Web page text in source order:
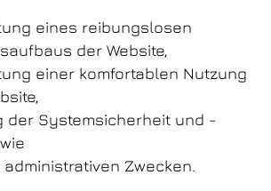
eines reibungslosen
der Website,
einer komfortablen Nutzung
der Systemsicherheit und -
Zwecken.